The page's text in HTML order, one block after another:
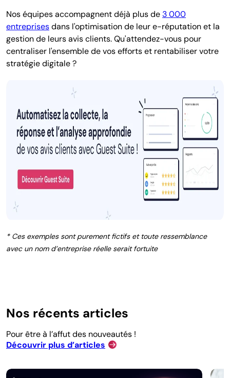
Nos équipes accompagnent déjà plus de 3 000
entreprisesdans l'optimisation de leur e-réputation et la
gestion de leurs avis clients. Qu'attendez-vous pour
centraliser l'ensemble de vos efforts et rentabiliser votre
stratégie digitale ?
* Ces exemples sont purement fictifs et toute ressemblance
avec un nom d’entreprise réelle serait fortuite
Nos récents articles
Pour être à l’affut des nouveautés !
Découvrir plus d’articles